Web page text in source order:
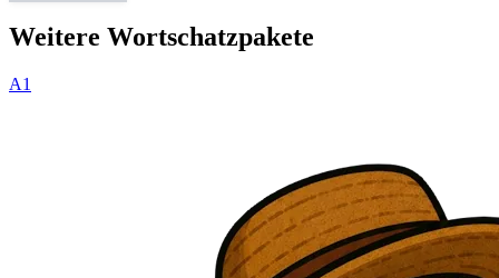
Weitere Wortschatzpakete
A1